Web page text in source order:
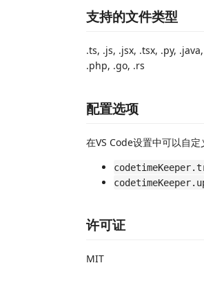
支持的文件类型
.ts, .js, .jsx, .tsx, .py,
.php, .go, .rs
配置选项
在VS Code设置中可以自定
许可证
MIT